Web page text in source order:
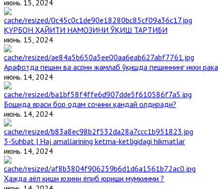
июнь. 15, 2024
ҚУРБОН ҲАЙИТИ НАМОЗИНИ ЎҚИШ ТАРТИБИ
июнь. 15, 2024
Арафотда пешин ва асрни жамлаб ўқишда пешиннинг икки
июнь. 14, 2024
Бошида яраси бор одам сочини қандай олдиради?
июнь. 14, 2024
3-Suhbat | Haj amallarining ketma-ketligidagi hikmatlar
июнь. 14, 2024
Ҳажда аёл киши юзини ёпиб юриши мумкинми ?